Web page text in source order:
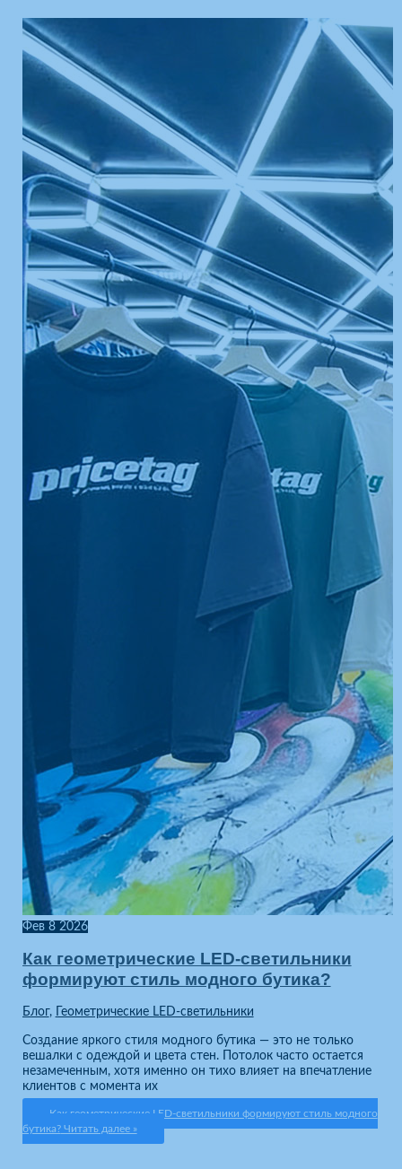
Фев 8 2026
Как геометрические LED-светильники
формируют стиль модного бутика?
Блог, Геометрические LED-светильники
Создание яркого стиля модного бутика — это не только
вешалки с одеждой и цвета стен. Потолок часто остается
незамеченным, хотя именно он тихо влияет на впечатление
клиентов с момента их
Как геометрические LED-светильники формируют стиль модного
бутика?Читать далее »